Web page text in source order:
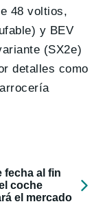
48 voltios,
y BEV
(SX2e)
detalles como
fecha al fin
coche
el mercado